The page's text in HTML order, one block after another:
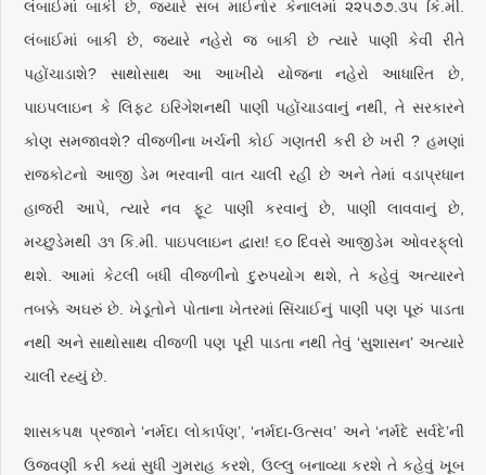
લંબાઈમાં બાકી છે, જ્યારે સબ માઈનોર કેનાલમાં ૨૨૫૭૭.૩૫ કિ.મી.
લંબાઈમાં બાકી છે, જ્યારે નહેરો જ બાકી છે ત્યારે પાણી કેવી રીતે
પહોંચાડાશે? સાથોસાથ આ આખીયે યોજના નહેરો આધારિત છે,
પાઇપલાઇન કે લિફ્ટ ઇરિગેશનથી પાણી પહોંચાડવાનું નથી, તે સરકારને
કોણ સમજાવશે? વીજળીના ખર્ચની કોઈ ગણતરી કરી છે ખરી ? હમણાં
રાજકોટનો આજી ડેમ ભરવાની વાત ચાલી રહી છે અને તેમાં વડાપ્રધાન
હાજરી આપે, ત્યારે નવ ફૂટ પાણી કરવાનું છે, પાણી લાવવાનું છે,
મચ્છુડેમથી ૩૧ કિ.મી. પાઇપલાઇન દ્વારા! ૬૦ દિવસે આજીડેમ ઓવરફ્‌લો
થશે. આમાં કેટલી બધી વીજળીનો દુરુપયોગ થશે, તે કહેવું અત્યારને
તબક્કે અઘરું છે. ખેડૂતોને પોતાના ખેતરમાં સિંચાઈનું પાણી પણ પૂરું પાડતા
નથી અને સાથોસાથ વીજળી પણ પૂરી પાડતા નથી તેવું ‘સુશાસન’ અત્યારે
ચાલી રહ્યું છે.
શાસકપક્ષ પ્રજાને ‘નર્મદા લોકાર્પણ’, ‘નર્મદા-ઉત્સવ’ અને ‘નર્મદે સર્વદે’ની
ઉજવણી કરી ક્યાં સુધી ગુમરાહ કરશે, ઉલ્લુ બનાવ્યા કરશે તે કહેવું ખૂબ